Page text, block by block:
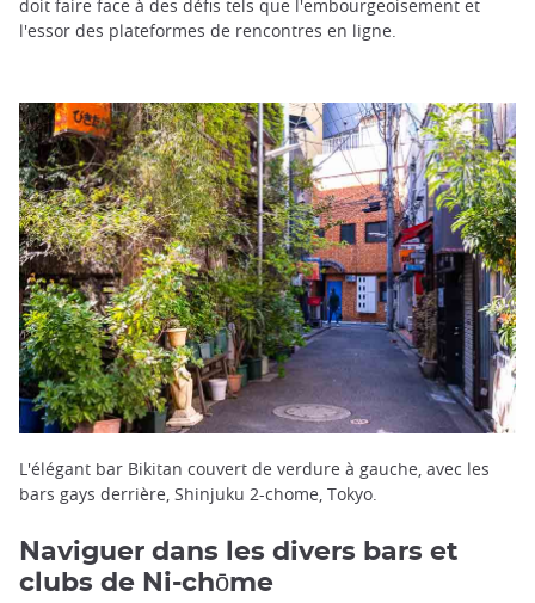
doit faire face à des défis tels que l'embourgeoisement et
l'essor des plateformes de rencontres en ligne.
L'élégant bar Bikitan couvert de verdure à gauche, avec les
bars gays derrière, Shinjuku 2-chome, Tokyo.
Naviguer dans les divers bars et
clubs de Ni-chōme